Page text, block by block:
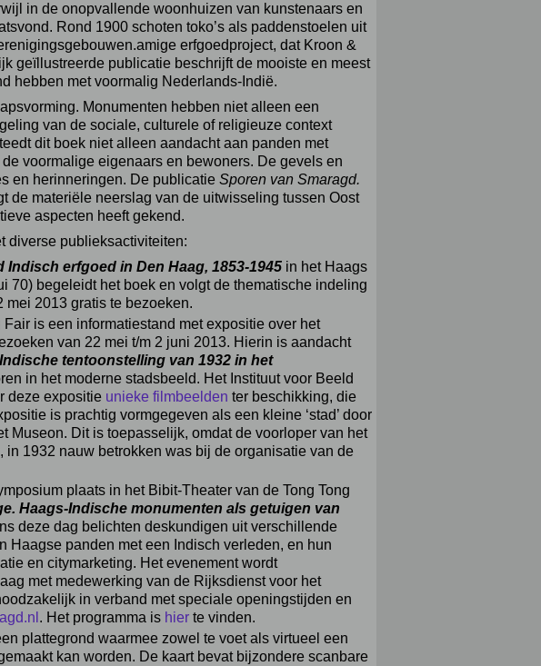
in de onopvallende woonhuizen van kunstenaars en
Rond 1900 schoten toko’s als paddenstoelen uit
erfgoedproject, dat Kroon &
geïllustreerde publicatie beschrijft de mooiste en meest
hebben met voormalig Nederlands-Indië.
Monumenten hebben niet alleen een
van de sociale, culturele of religieuze context
dit boek niet alleen aandacht aan panden met
voormalige eigenaars en bewoners. De gevels en
en herinneringen. De publicatie Sporen van Smaragd.
de materiële neerslag van de uitwisseling tussen Oost
aspecten heeft gekend.
diverse publieksactiviteiten:
Indisch erfgoed in Den Haag, 1853-1945 in het Haags
70) begeleidt het boek en volgt de thematische indeling
2013 gratis te bezoeken.
is een informatiestand met expositie over het
van 22 mei t/m 2 juni 2013. Hierin is aandacht
tentoonstelling van 1932 in het
in het moderne stadsbeeld. Het Instituut voor Beeld
deze expositie unieke filmbeelden ter beschikking, die
is prachtig vormgegeven als een kleine ‘stad’ door
Museon. Dit is toepasselijk, omdat de voorloper van het
in 1932 nauw betrokken was bij de organisatie van de
plaats in het Bibit-Theater van de Tong Tong
Haags-Indische monumenten als getuigen van
deze dag belichten deskundigen uit verschillende
Haagse panden met een Indisch verleden, en hun
en citymarketing. Het evenement wordt
met medewerking van de Rijksdienst voor het
in verband met speciale openingstijden en
. Het programma is hier te vinden.
plattegrond waarmee zowel te voet als virtueel een
kan worden. De kaart bevat bijzondere scanbare